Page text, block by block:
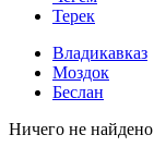
Терек
Владикавказ
Моздок
Беслан
Ничего не найдено